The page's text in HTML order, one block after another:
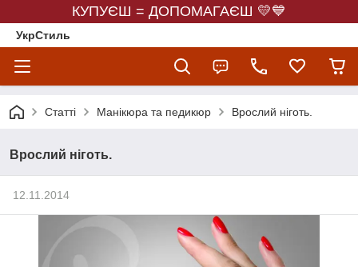
КУПУЄШ = ДОПОМАГАЄШ 💛💙
УкрСтиль
Статті Манікюра та педикюр Врослий ніготь.
Врослий ніготь.
12.11.2014